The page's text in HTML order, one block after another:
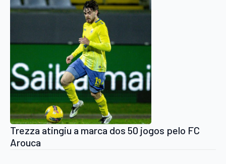
Trezza atingiu a marca dos 50 jogos pelo FC
Arouca